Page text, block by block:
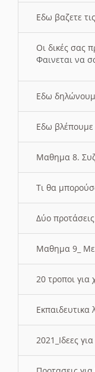
Εδω βαζετε
Οι δικές σας
Φαινεται να
Εδω
Εδω
Μαθημα 8.
Τι θα
Δύο
Μαθημα 9_
20 τροποι
Εκπαιδευτικα
2021_Ιδεες